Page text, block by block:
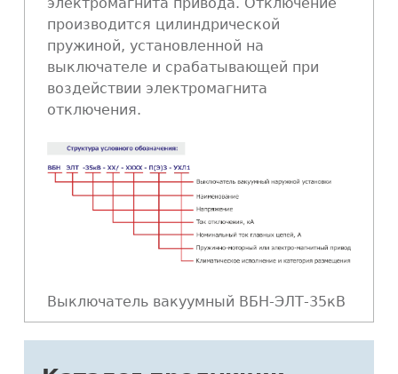
производится цилиндрической
пружиной, установленной на
выключателе и срабатывающей при
воздействии электромагнита
отключения.
Выключатель вакуумный ВБН-ЭЛТ-35кВ